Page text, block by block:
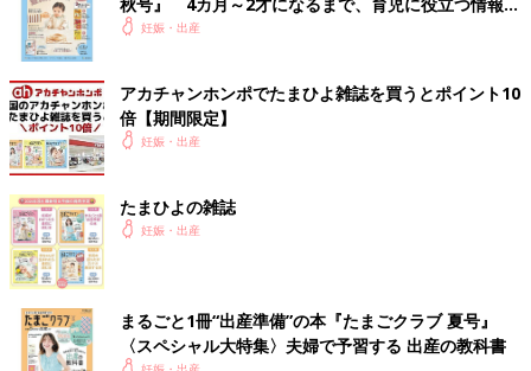
いっぱい！
妊娠・出産
アカチャンホンポでたまひよ雑誌を買うとポイント10
倍【期間限定】
妊娠・出産
たまひよの雑誌
妊娠・出産
まるごと1冊“出産準備”の本『たまごクラブ 夏号』
〈スペシャル大特集〉夫婦で予習する 出産の教科書